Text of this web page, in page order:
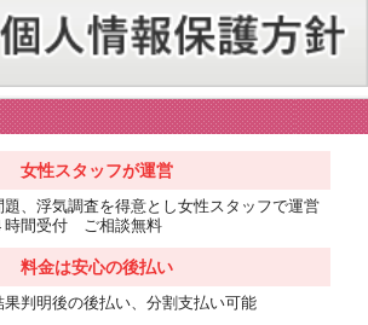
女性スタッフが運営
、浮気調査を得意とし女性スタッフで運営
時間受付 ご相談無料
料金は安心の後払い
判明後の後払い、分割支払い可能